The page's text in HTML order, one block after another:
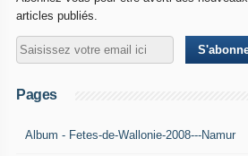
articles publiés.
Pages
Album - Fetes-de-Wallonie-2008---Namur